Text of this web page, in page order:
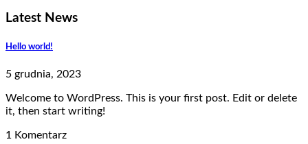
Latest News
Hello world!
5 grudnia, 2023
Welcome to WordPress. This is your first post. Edit or delete
it, then start writing!
1 Komentarz